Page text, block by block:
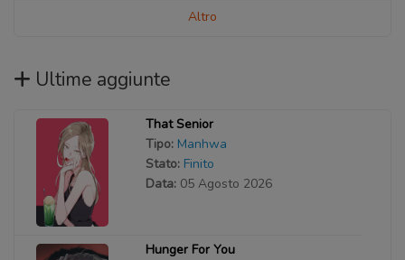
Altro
Ultime aggiunte
That Senior
Tipo: Manhwa
Stato: Finito
Data: 05 Agosto 2026
Hunger For You